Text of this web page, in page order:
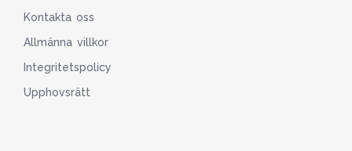
Kontakta oss
Allmänna villkor
Integritetspolicy
Upphovsrätt